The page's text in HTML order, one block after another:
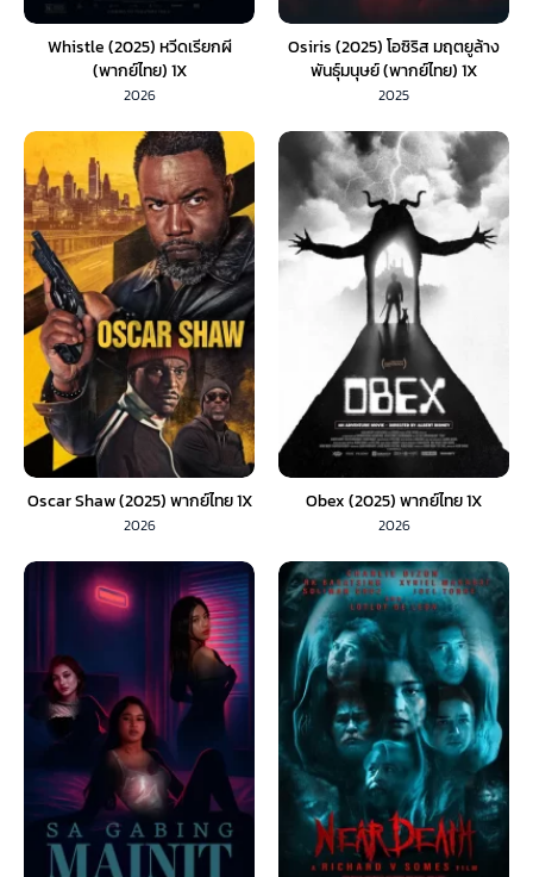
Whistle (2025) หวีดเรียกผี
(พากย์ไทย) 1X
2026
Osiris (2025) โอซิริส มฤตยูล้าง
พันธุ์มนุษย์ (พากย์ไทย) 1X
2025
Oscar Shaw (2025) พากย์ไทย 1X
2026
Obex (2025) พากย์ไทย 1X
2026